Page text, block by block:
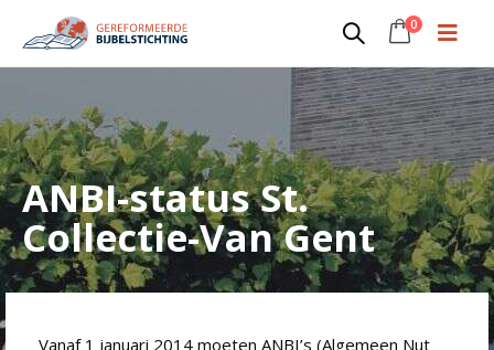
0
ANBI-status St.
Collectie-Van Gent
Vanaf 1 januari 2014 moeten ANBI’s (Algemeen Nut